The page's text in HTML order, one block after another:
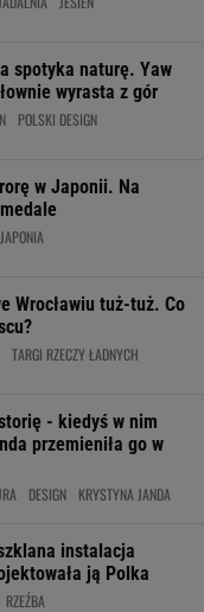
spotyka naturę. Yaw
wyrasta z gór
POLSKI DESIGN
w Japonii. Na
JAPONIA
Wrocławiu tuż-tuż. Co
TARGI RZECZY ŁADNYCH
- kiedyś w nim
przemieniła go w
DESIGN KRYSTYNA JANDA
instalacja
ją Polka
RZEŹBA